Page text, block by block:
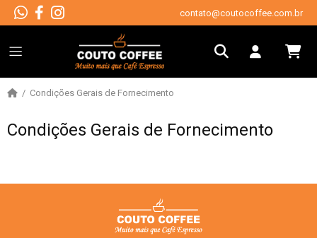
contato@coutocoffee.com.br
Condições Gerais de Fornecimento
Condições Gerais de Fornecimento